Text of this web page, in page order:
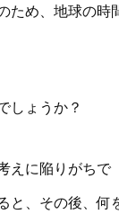
ため、地球の時
しょうか？
えに陥りがちで
と、その後、何